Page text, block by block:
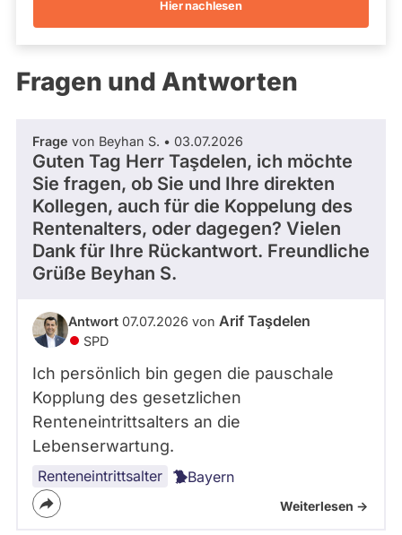
Kandidaturen
und
Mandaten
nicht
berücksichtigt.
Hier nachlesen
Fragen und Antworten
Frage von Beyhan S. • 03.07.2026
Guten Tag Herr Taşdelen, ich möchte
Sie fragen, ob Sie und Ihre direkten
Kollegen, auch für die Koppelung des
Rentenalters, oder dagegen? Vielen
Dank für Ihre Rückantwort. Freundliche
Grüße Beyhan S.
Antwort 07.07.2026 von Arif Taşdelen
SPD
Ich persönlich bin gegen die pauschale
Kopplung des gesetzlichen
Renteneintrittsalters an die
Lebenserwartung.
Renteneintrittsalter Bayern
Weiterlesen ->